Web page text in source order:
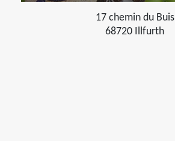
17 chemin du Buis
68720 Illfurth